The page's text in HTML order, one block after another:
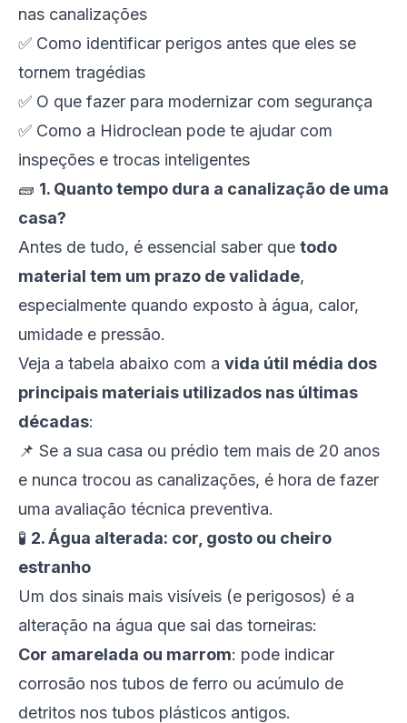
nas canalizações
✅ Como identificar perigos antes que eles se
tornem tragédias
✅ O que fazer para modernizar com segurança
✅ Como a Hidroclean pode te ajudar com
inspeções e trocas inteligentes
🧱 1. Quanto tempo dura a canalização de uma
casa?
Antes de tudo, é essencial saber que todo
material tem um prazo de validade,
especialmente quando exposto à água, calor,
umidade e pressão.
Veja a tabela abaixo com a vida útil média dos
principais materiais utilizados nas últimas
décadas:
📌 Se a sua casa ou prédio tem mais de 20 anos
e nunca trocou as canalizações, é hora de fazer
uma avaliação técnica preventiva.
🧪 2. Água alterada: cor, gosto ou cheiro
estranho
Um dos sinais mais visíveis (e perigosos) é a
alteração na água que sai das torneiras:
Cor amarelada ou marrom: pode indicar
corrosão nos tubos de ferro ou acúmulo de
detritos nos tubos plásticos antigos.